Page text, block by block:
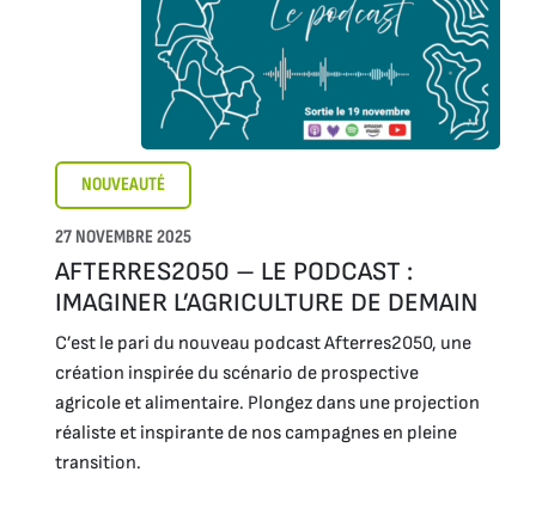
NOUVEAUTÉ
27 NOVEMBRE 2025
AFTERRES2050 – LE PODCAST :
IMAGINER L’AGRICULTURE DE DEMAIN
C’est le pari du nouveau podcast Afterres2050, une
création inspirée du scénario de prospective
agricole et alimentaire. Plongez dans une projection
réaliste et inspirante de nos campagnes en pleine
transition.